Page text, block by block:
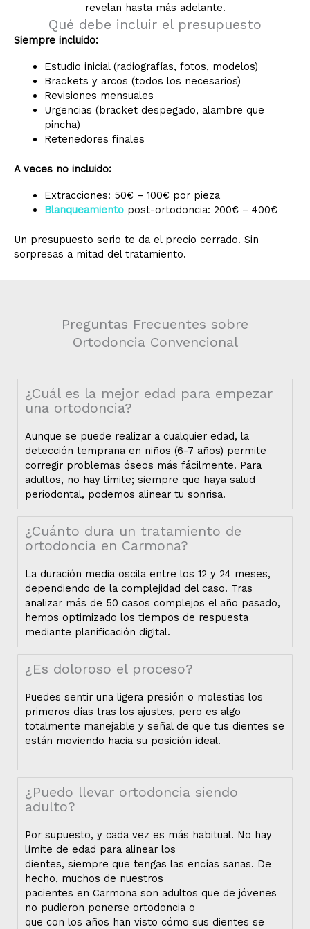
revelan hasta más adelante.
Qué debe incluir el presupuesto
Siempre incluido:
Estudio inicial (radiografías, fotos, modelos)
Brackets y arcos (todos los necesarios)
Revisiones mensuales
Urgencias (bracket despegado, alambre que
pincha)
Retenedores finales
A veces no incluido:
Extracciones: 50€ – 100€ por pieza
Blanqueamientopost-ortodoncia: 200€ – 400€
Un presupuesto serio te da el precio cerrado. Sin
sorpresas a mitad del tratamiento.
Preguntas Frecuentes sobre
Ortodoncia Convencional
¿Cuál es la mejor edad para empezar
una ortodoncia?
Aunque se puede realizar a cualquier edad, la
detección temprana en niños (6-7 años) permite
corregir problemas óseos más fácilmente. Para
adultos, no hay límite; siempre que haya salud
periodontal, podemos alinear tu sonrisa.
¿Cuánto dura un tratamiento de
ortodoncia en Carmona?
La duración media oscila entre los 12 y 24 meses,
dependiendo de la complejidad del caso. Tras
analizar más de 50 casos complejos el año pasado,
hemos optimizado los tiempos de respuesta
mediante planificación digital.
¿Es doloroso el proceso?
Puedes sentir una ligera presión o molestias los
primeros días tras los ajustes, pero es algo
totalmente manejable y señal de que tus dientes se
están moviendo hacia su posición ideal.
¿Puedo llevar ortodoncia siendo
adulto?
Por supuesto, y cada vez es más habitual. No hay
límite de edad para alinear los
dientes, siempre que tengas las encías sanas. De
hecho, muchos de nuestros
pacientes en Carmona son adultos que de jóvenes
no pudieron ponerse ortodoncia o
que con los años han visto cómo sus dientes se